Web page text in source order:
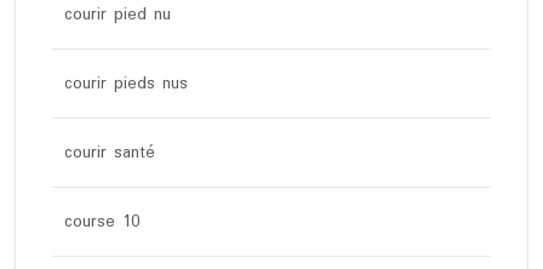
courir pied nu
courir pieds nus
courir santé
course 10